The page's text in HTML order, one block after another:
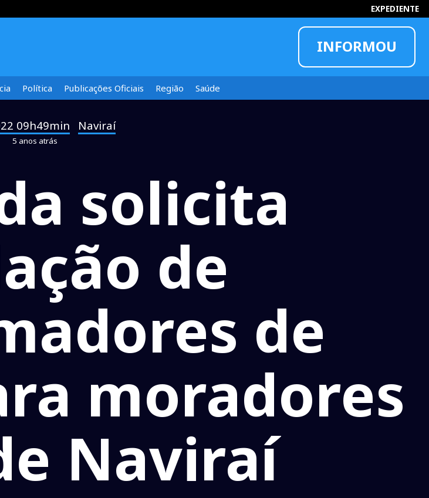
EXPEDIENTE
INFORMOU
Política Publicações Oficiais Região Saúde
09h49min Naviraí
5 anos atrás
solicita
de
de
moradores
Naviraí